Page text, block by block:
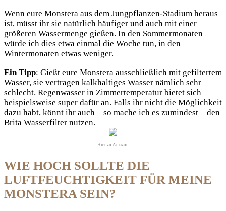
Wenn eure Monstera aus dem Jungpflanzen-Stadium heraus
ist, müsst ihr sie natürlich häufiger und auch mit einer
größeren Wassermenge gießen. In den Sommermonaten
würde ich dies etwa einmal die Woche tun, in den
Wintermonaten etwas weniger.
Ein Tipp: Gießt eure Monstera ausschließlich mit gefiltertem
Wasser, sie vertragen kalkhaltiges Wasser nämlich sehr
schlecht. Regenwasser in Zimmertemperatur bietet sich
beispielsweise super dafür an. Falls ihr nicht die Möglichkeit
dazu habt, könnt ihr auch – so mache ich es zumindest – den
Brita Wasserfilter nutzen.
Hier zu Amazon
WIE HOCH SOLLTE DIE
LUFTFEUCHTIGKEIT FÜR MEINE
MONSTERA SEIN?